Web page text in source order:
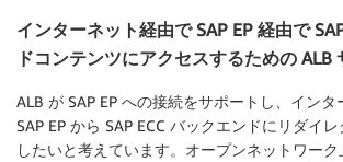
インターネット経由で SAP EP 経由で
ドコンテンツにアクセスするための ALB
ALB が SAP EP への接続をサポートし、イン
SAP EP から SAP ECC バックエンドにリダイ
したいと考えています。オープンネットワーク